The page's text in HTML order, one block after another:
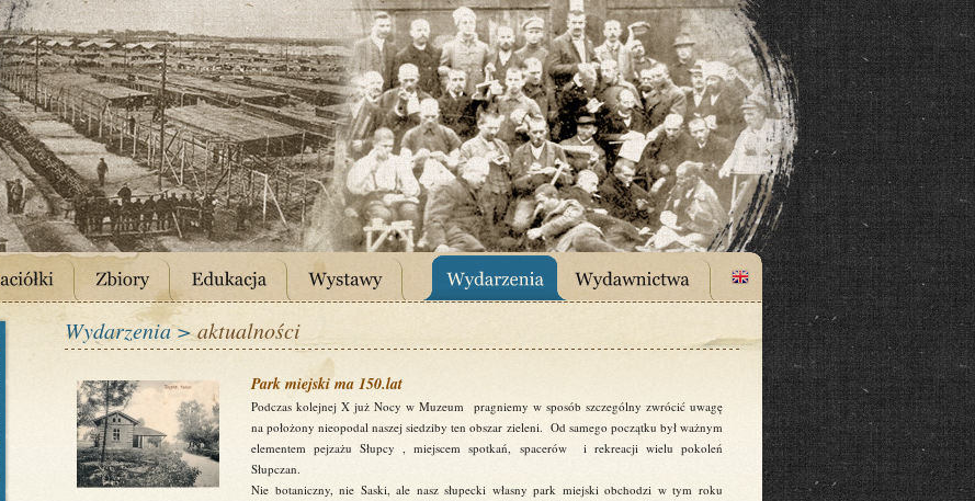
Wydarzenia >aktualności
Park miejski ma 150.lat
Podczas kolejnej X już Nocy w Muzeum pragniemy w sposób szczególny zwrócić uwagę
na położony nieopodal naszej siedziby ten obszar zieleni. Od samego początku był ważnym
elementem pejzażu Słupcy , miejscem spotkań, spacerów i rekreacji wielu pokoleń
Słupczan.
Nie botaniczny, nie Saski, ale nasz słupecki własny park miejski obchodzi w tym roku